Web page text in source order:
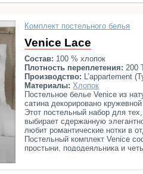
Комплект постельного белья
Venice Lace
Состав: 100 % хлопок
Плотность переплетения: 200
Производство: L’appartement
Материалы: Хлопок
Постельное белье Venice из
сатина декорировано
Этот постельный набор для тех,
выбирает сдержанную
любит романтические нотки в
Постельный комплект Venice
простыни, пододеяльника и